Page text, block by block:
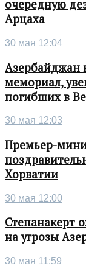
очередную
Арцаха
30 мая 12:04
Азербайджан
мемориал,
погибших в
30 мая 12:03
Премьер-
Хорватии
30 мая 12:00
Степанакерт
на угрозы
30 мая 11:59